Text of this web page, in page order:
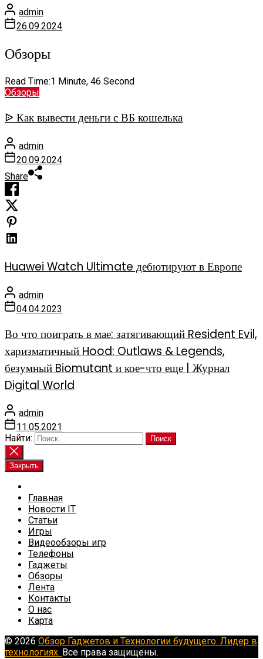
admin
26.09.2024
Обзоры
Read Time:1 Minute, 46 Second
Обзоры
ᐉ Как вывести деньги с ВБ кошелька
admin
20.09.2024
Share
Huawei Watch Ultimate дебютируют в Европе
admin
04.04.2023
Во что поиграть в мае: затягивающий Resident Evil,
харизматичный Hood: Outlaws & Legends,
безумный Biomutant и кое-что еще | Журнал
Digital World
admin
11.05.2021
Найти:
Закрыть
Главная
Новости IT
Статьи
Игры
Видеообзоры игр
Телефоны
Гаджеты
Обзоры
Лента
Контакты
О нас
Карта
© 2026 Обзор Гаджетов и Технологии будущего. Лидер в
технологиях. Все права защищены.